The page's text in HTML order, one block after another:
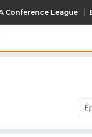
Conference League